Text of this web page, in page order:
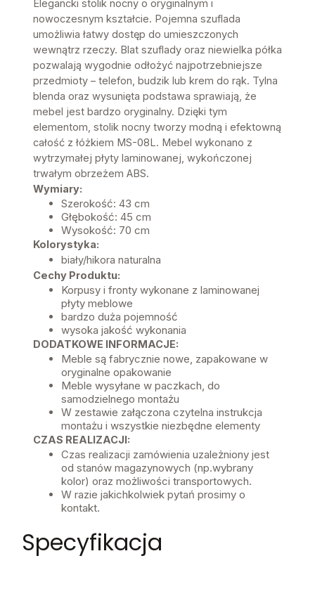
Elegancki stolik nocny o oryginalnym i
nowoczesnym kształcie. Pojemna szuflada
umożliwia łatwy dostęp do umieszczonych
wewnątrz rzeczy. Blat szuflady oraz niewielka półka
pozwalają wygodnie odłożyć najpotrzebniejsze
przedmioty – telefon, budzik lub krem do rąk. Tylna
blenda oraz wysunięta podstawa sprawiają, że
mebel jest bardzo oryginalny. Dzięki tym
elementom, stolik nocny tworzy modną i efektowną
całość z łóżkiem MS-08L. Mebel wykonano z
wytrzymałej płyty laminowanej, wykończonej
trwałym obrzeżem ABS.
Wymiary:
Szerokość: 43 cm
Głębokość: 45 cm
Wysokość: 70 cm
Kolorystyka:
biały/hikora naturalna
Cechy Produktu:
Korpusy i fronty wykonane z laminowanej
płyty meblowe
bardzo duża pojemność
wysoka jakość wykonania
DODATKOWE INFORMACJE:
Meble są fabrycznie nowe, zapakowane w
oryginalne opakowanie
Meble wysyłane w paczkach, do
samodzielnego montażu
W zestawie załączona czytelna instrukcja
montażu i wszystkie niezbędne elementy
CZAS REALIZACJI:
Czas realizacji zamówienia uzależniony jest
od stanów magazynowych (np.wybrany
kolor) oraz możliwości transportowych.
W razie jakichkolwiek pytań prosimy o
kontakt.
Specyfikacja